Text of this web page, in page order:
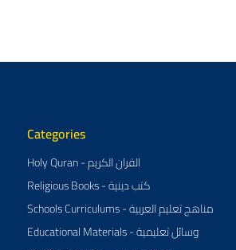
Categories
Holy Quran - القران الكريم
Religious Books - كتب دينية
Schools Curriculums - مناهج تعليم العربية
Educational Materials - وسائل تعليمية